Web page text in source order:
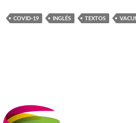
COVID-19 INGLÉS TEXTOS